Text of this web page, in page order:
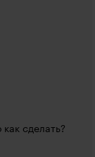
сделать?